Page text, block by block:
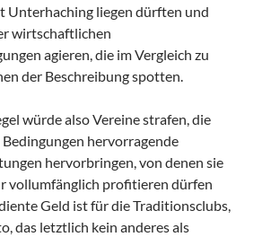
Unterhaching liegen dürften und
wirtschaftlichen
agieren, die im Vergleich zu
der Beschreibung spotten.
würde also Vereine strafen, die
hervorragende
hervorbringen, von denen sie
vollumfänglich profitieren dürfen
Geld ist für die Traditionsclubs,
das letztlich kein anderes als